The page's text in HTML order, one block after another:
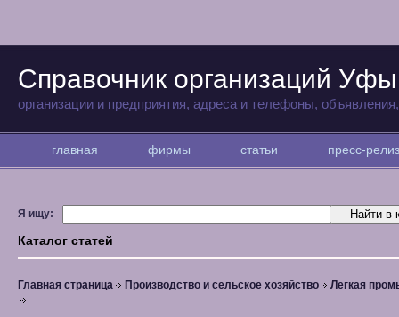
Справочник организаций Уфы
организации и предприятия, адреса и телефоны,
главная фирмы статьи пресс-
Я ищу:
Каталог статей
Главная страница Производство и сельское хозяйство Легкая